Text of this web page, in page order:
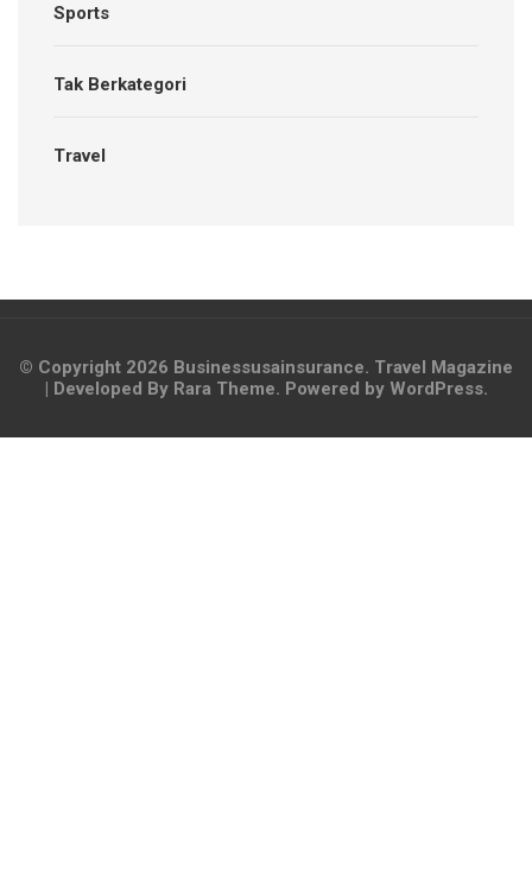
Sports
Tak Berkategori
Travel
© Copyright 2026 Businessusainsurance. Travel Magazine
| Developed By Rara Theme. Powered by WordPress.